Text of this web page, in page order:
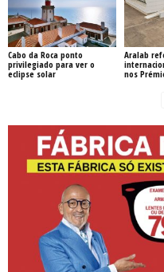
Cabo da Roca ponto
privilegiado para ver o
eclipse solar
Aralab
nos